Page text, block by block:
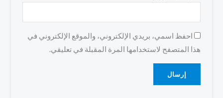
احفظ اسمي، بريدي الإلكتروني، والموقع الإلكتروني في
هذا المتصفح لاستخدامها المرة المقبلة في تعليقي.